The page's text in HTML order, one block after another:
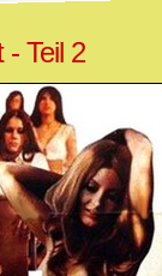
- Teil 2